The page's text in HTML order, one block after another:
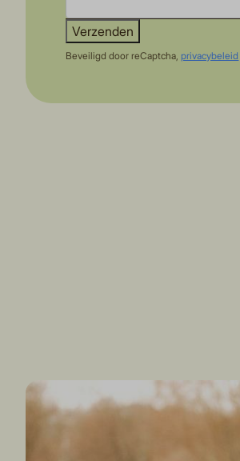
Verzenden
Beveiligd door reCaptcha,privacybeleid